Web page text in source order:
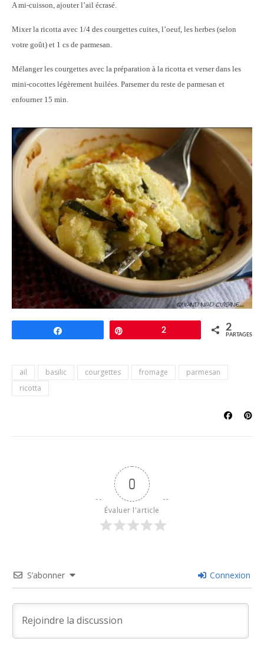
A mi-cuisson, ajouter l’ail écrasé.
Mixer la ricotta avec 1/4 des courgettes cuites, l’oeuf, les herbes (selon
votre goût) et 1 cs de parmesan.
Mélanger les courgettes avec la préparation à la ricotta et verser dans les
mini-cocottes légèrement huilées. Parsemer du reste de parmesan et
enfourner 15 min.
2 2
PARTAGES
ail basilic courgettes fromage
parmesan
ricotta
0
Évaluer l'article
S’abonner Connexion